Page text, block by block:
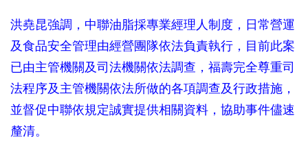
洪堯昆強調，中聯油脂採專業經理人制度，日常營運
及食品安全管理由經營團隊依法負責執行，目前此案
已由主管機關及司法機關依法調查，福壽完全尊重司
法程序及主管機關依法所做的各項調查及行政措施，
並督促中聯依規定誠實提供相關資料，協助事件儘速
釐清。